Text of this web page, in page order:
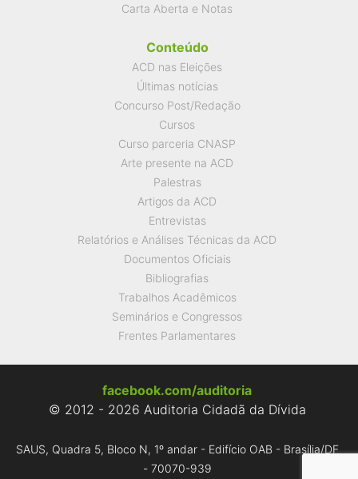
Carta Aberta e Notas
Conteúdo
ACD nas Eleições
Últimas notícias
Concurso Post/Redação
Cursos
Curso parceria CNASP
Arte presente na ACD
Palestras
Artigos da ACD
Entrevistas
Relatórios e Análises Técnicas da ACD
Documentos Oficiais
Bibliografias
Trabalhos Acadêmicos
Seminários e Congressos
Frentes Parlamentares
facebook.com/auditoria
© 2012 - 2026 Auditoria Cidadã da Dívida
SAUS, Quadra 5, Bloco N, 1º andar - Edifício OAB - Brasília/DF
- 70070-939